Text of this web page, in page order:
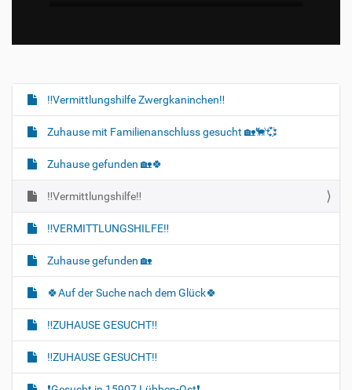
N
a
v
g
a
t
i
o
n
‼️Vermittlungshilfe Zwergkaninchen‼️
Zuhause mit Familienanschluss gesucht 🏡🐈‍💞
Zuhause gefunden 🏡🍀
‼️Vermittlungshilfe‼️
‼️VERMITTLUNGSHILFE‼️
Zuhause gefunden 🏡
🍀Auf der Suche nach dem Glück🍀
‼️ZUHAUSE GESUCHT‼️
‼️ZUHAUSE GESUCHT‼️